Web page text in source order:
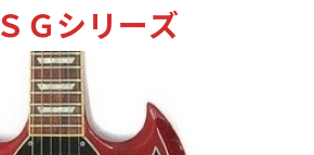
ＳＧシリーズ